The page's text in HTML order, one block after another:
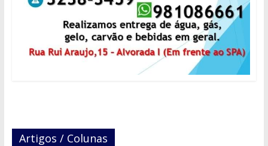
Artigos / Colunas